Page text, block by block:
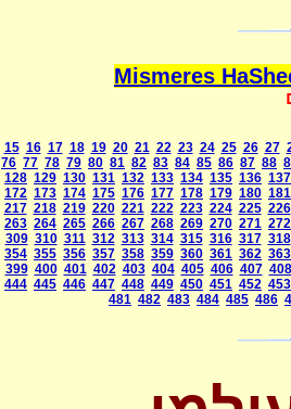
15 16 17 18 19 20 21 22 23 24 25 26 27
76 77 78 79 80 81 82 83 84 85 86 87 88
128 129 130 131 132 133 134 135 136 137
172 173 174 175 176 177 178 179 180 181
217 218 219 220 221 222 223 224 225 226
263 264 265 266 267 268 269 270 271 272
309 310 311 312 313 314 315 316 317 318
354 355 356 357 358 359 360 361 362 363
399 400 401 402 403 404 405 406 407 408
444 445 446 447 448 449 450 451 452 453
481 482 483 484 485 486